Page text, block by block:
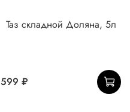
Таз складной Доляна, 5л
599 ₽